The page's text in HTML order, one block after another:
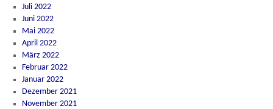
Juli 2022
Juni 2022
Mai 2022
April 2022
März 2022
Februar 2022
Januar 2022
Dezember 2021
November 2021